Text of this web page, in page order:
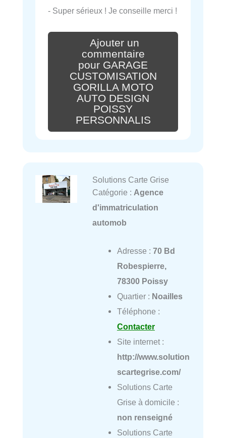
- Super sérieux ! Je conseille merci !
Ajouter un
commentaire
pour GARAGE
CUSTOMISATION
GORILLA MOTO
AUTO DESIGN
POISSY
PERSONNALIS
Solutions Carte Grise
Catégorie : Agence
d'immatriculation
automob
Adresse : 70 Bd
Robespierre,
78300 Poissy
Quartier : Noailles
Téléphone :
Contacter
Site internet :
http://www.solution
scartegrise.com/
Solutions Carte
Grise à domicile :
non renseigné
Solutions Carte